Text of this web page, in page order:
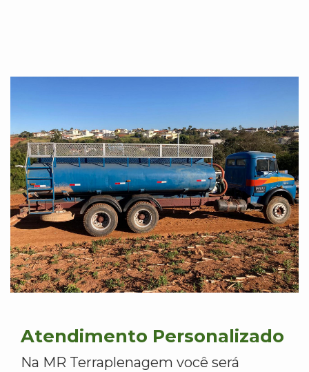
Atendimento Personalizado
Na MR Terraplenagem você será